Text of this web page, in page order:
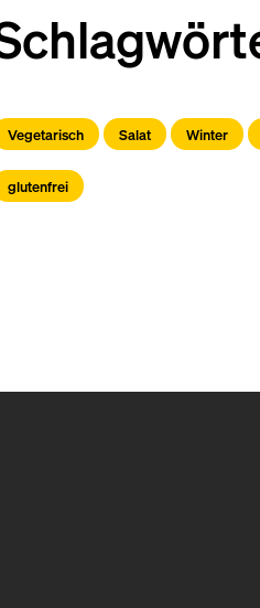
Vegetarisch Salat Winter
glutenfrei